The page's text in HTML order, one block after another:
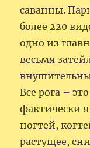
саванны.
более 220
одно из
весьмя
Все рога –
фактически
ногтей,
растущее,